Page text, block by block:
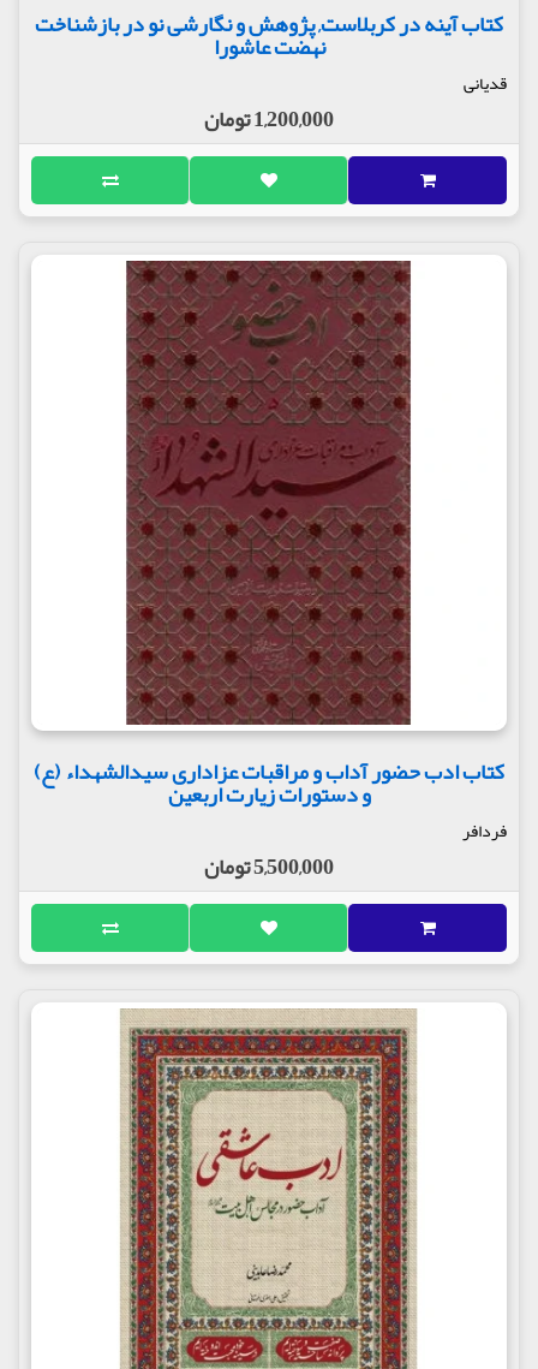
کتاب آینه در کربلاست, پژوهش و نگارشی نو در بازشناخت
نهضت عاشورا
قدیانی
1,200,000 تومان
کتاب ادب حضور آداب و مراقبات عزاداری سیدالشهداء (ع)
و دستورات زیارت اربعین
فردافر
5,500,000 تومان